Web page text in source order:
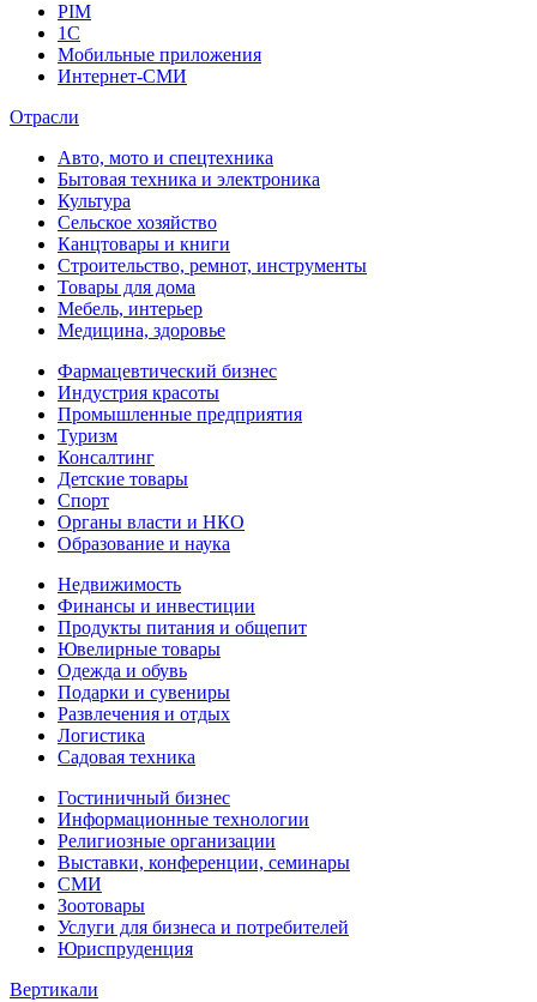
PIM
1C
Мобильные приложения
Интернет-СМИ
Отрасли
Авто, мото и спецтехника
Бытовая техника и электроника
Культура
Сельское хозяйство
Канцтовары и книги
Строительство, ремнот, инструменты
Товары для дома
Мебель, интерьер
Медицина, здоровье
Фармацевтический бизнес
Индустрия красоты
Промышленные предприятия
Туризм
Консалтинг
Детские товары
Спорт
Органы власти и НКО
Образование и наука
Недвижимость
Финансы и инвестиции
Продукты питания и общепит
Ювелирные товары
Одежда и обувь
Подарки и сувениры
Развлечения и отдых
Логистика
Садовая техника
Гостиничный бизнес
Информационные технологии
Религиозные организации
Выставки, конференции, семинары
СМИ
Зоотовары
Услуги для бизнеса и потребителей
Юриспруденция
Вертикали